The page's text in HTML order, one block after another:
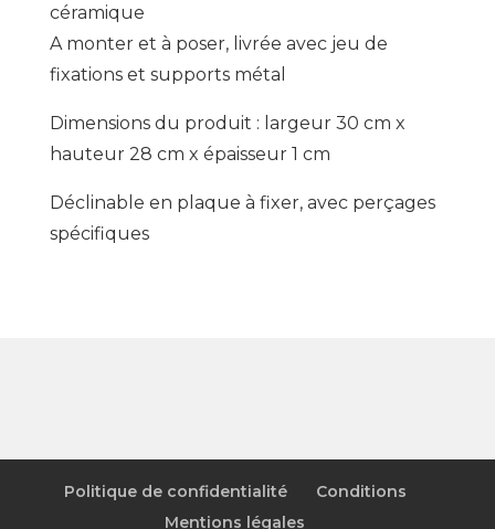
céramique
A monter et à poser, livrée avec jeu de
fixations et supports métal
Dimensions du produit : largeur 30 cm x
hauteur 28 cm x épaisseur 1 cm
Déclinable en plaque à fixer, avec perçages
spécifiques
Politique de confidentialité
Conditions
Mentions légales